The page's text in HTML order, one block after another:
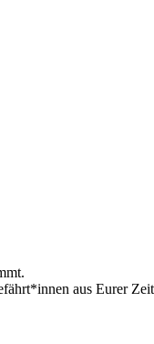
aus Eurer